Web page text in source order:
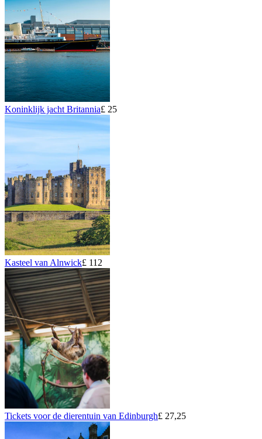
Koninklijk jacht Britannia£ 25
Kasteel van Alnwick£ 112
Tickets voor de dierentuin van Edinburgh£ 27,25